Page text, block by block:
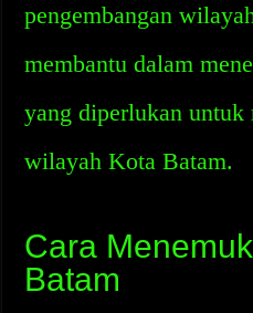
pengembangan
membantu dalam
yang diperlukan
wilayah Kota Batam.
Cara
Batam